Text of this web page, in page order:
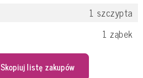
1 szczypta
1 ząbek
Skopiuj listę zakupów